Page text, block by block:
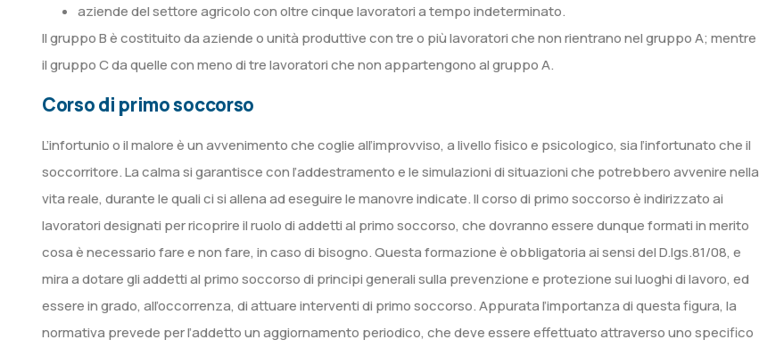
aziende del settore agricolo con oltre cinque lavoratori a tempo indeterminato.
Il gruppo B è costituito da aziende o unità produttive con tre o più lavoratori che non rientrano nel gruppo A; mentre
il gruppo C da quelle con meno di tre lavoratori che non appartengono al gruppo A.
Corso di primo soccorso
L’infortunio o il malore è un avvenimento che coglie all’improvviso, a livello fisico e psicologico, sia l’infortunato che il
soccorritore. La calma si garantisce con l’addestramento e le simulazioni di situazioni che potrebbero avvenire nella
vita reale, durante le quali ci si allena ad eseguire le manovre indicate. Il corso di primo soccorso è indirizzato ai
lavoratori designati per ricoprire il ruolo di addetti al primo soccorso, che dovranno essere dunque formati in merito
cosa è necessario fare e non fare, in caso di bisogno. Questa formazione è obbligatoria ai sensi del D.lgs.81/08, e
mira a dotare gli addetti al primo soccorso di principi generali sulla prevenzione e protezione sui luoghi di lavoro, ed
essere in grado, all’occorrenza, di attuare interventi di primo soccorso. Appurata l’importanza di questa figura, la
normativa prevede per l’addetto un aggiornamento periodico, che deve essere effettuato attraverso uno specifico